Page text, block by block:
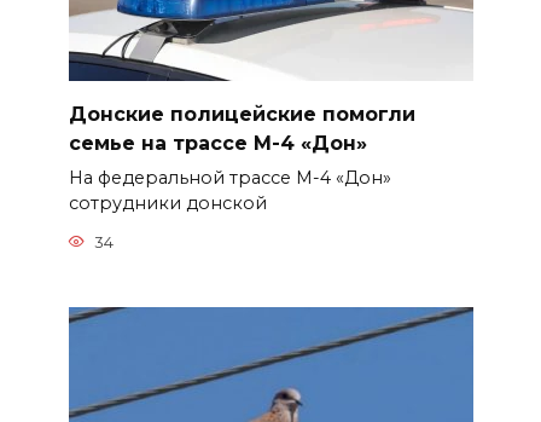
Донские полицейские помогли
семье на трассе М-4 «Дон»
На федеральной трассе М-4 «Дон»
сотрудники донской
34